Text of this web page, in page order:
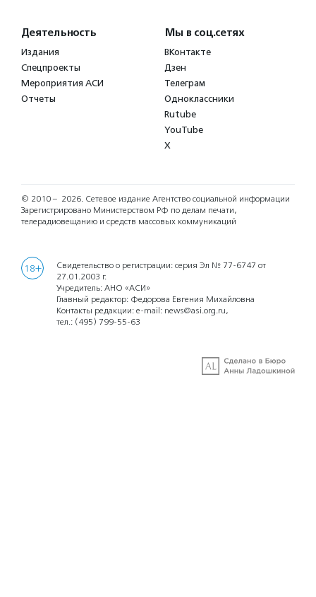
Деятельность
Издания
Спецпроекты
Мероприятия АСИ
Отчеты
Мы в соц.сетях
ВКонтакте
Дзен
Телеграм
Одноклассники
Rutube
YouTube
X
© 2010 – 2026. Сетевое издание Агентство социальной информации
Зарегистрировано Министерством РФ по делам печати,
телерадиовещанию и средств массовых коммуникаций
18+
Свидетельство о регистрации: серия Эл № 77-6747 от
27.01.2003 г.
Учредитель: АНО «АСИ»
Главный редактор: Федорова Евгения Михайловна
Контакты редакции: e-mail: news@asi.org.ru,
тел.: (495) 799-55-63